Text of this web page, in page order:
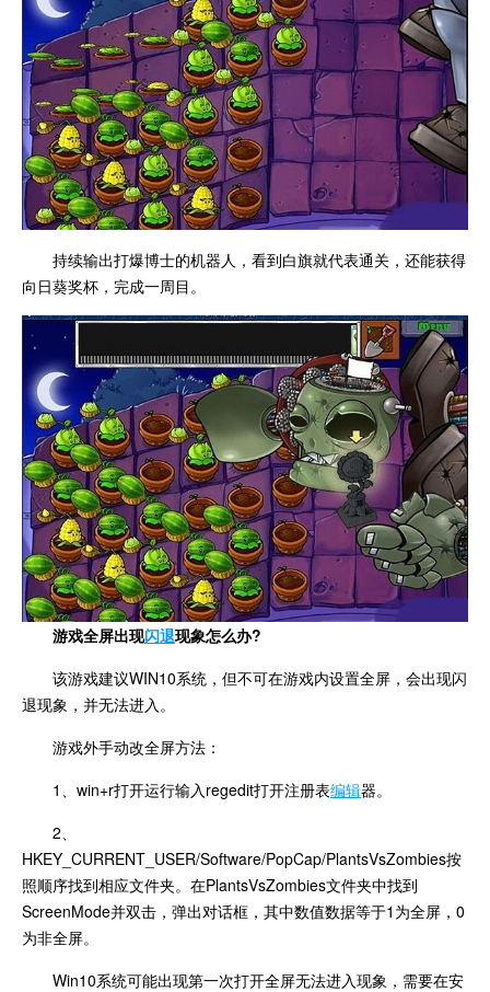
持续输出打爆博士的机器人，看到白旗就代表通关，还能获得
向日葵奖杯，完成一周目。
游戏全屏出现闪退现象怎么办?
该游戏建议WIN10系统，但不可在游戏内设置全屏，会出现闪
退现象，并无法进入。
游戏外手动改全屏方法：
1、win+r打开运行输入regedit打开注册表编辑器。
2、
HKEY_CURRENT_USER/Software/PopCap/PlantsVsZombies按
照顺序找到相应文件夹。在PlantsVsZombies文件夹中找到
ScreenMode并双击，弹出对话框，其中数值数据等于1为全屏，0
为非全屏。
Win10系统可能出现第一次打开全屏无法进入现象，需要在安